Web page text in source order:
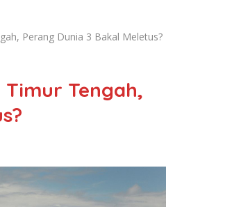
Perang Dunia 3 Bakal Meletus?
Timur Tengah,